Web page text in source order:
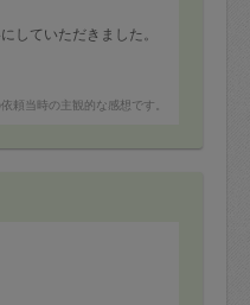
していただきました。
頼当時の主観的な感想です。